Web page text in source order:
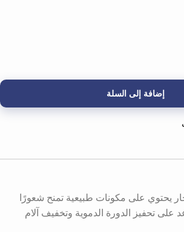
إضافة إلى السلة
يحتوي على مكونات طبيعية تمنح شعورًا
على تحفيز الدورة الدموية وتخفيف آلام